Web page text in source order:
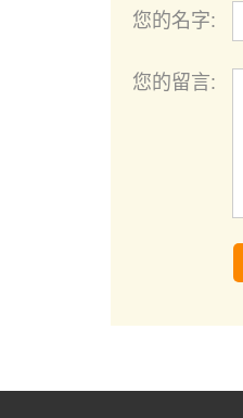
您的名字:
您的留言: